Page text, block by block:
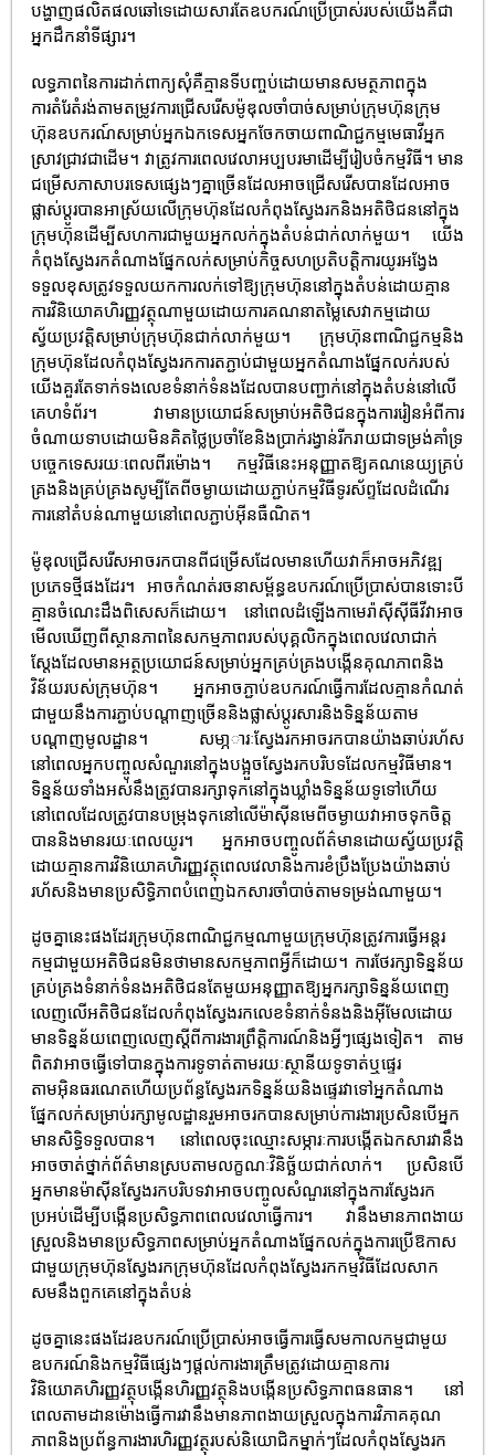
បង្ហាញផលិតផលឆៅទេដោយសារតែឧបករណ៍ប្រើប្រាស់របស់យើងគឺជា
អ្នកដឹកនាំទីផ្សារ។
លទ្ធភាពនៃការដាក់ពាក្យសុំគឺគ្មានទីបញ្ចប់ដោយមានសមត្ថភាពក្នុង
ការតំរែតំរង់តាមតម្រូវការជ្រើសរើសម៉ូឌុលចាំបាច់សម្រាប់ក្រុមហ៊ុនក្រុម
ហ៊ុនឧបករណ៍សម្រាប់អ្នកឯកទេសអ្នកចែកចាយពាណិជ្ជកម្មមេធាវីអ្នក
ស្រាវជ្រាវជាដើម។ វាត្រូវការពេលវេលាអប្បបរមាដើម្បីរៀបចំកម្មវិធី។ មាន
ជម្រើសភាសាបរទេសផ្សេងៗគ្នាច្រើនដែលអាចជ្រើសរើសបានដែលអាច
ផ្លាស់ប្តូរបានអាស្រ័យលើក្រុមហ៊ុនដែលកំពុងស្វែងរកនិងអតិថិជននៅក្នុង
ក្រុមហ៊ុនដើម្បីសហការជាមួយអ្នកលក់ក្នុងតំបន់ជាក់លាក់មួយ។ យើង
កំពុងស្វែងរកតំណាងផ្នែកលក់សម្រាប់កិច្ចសហប្រតិបត្តិការយូរអង្វែង
ទទួលខុសត្រូវទទួលយកការលក់ទៅឱ្យក្រុមហ៊ុននៅក្នុងតំបន់ដោយគ្មាន
ការវិនិយោគហិរញ្ញវត្ថុណាមួយដោយការគណនាតម្លៃសេវាកម្មដោយ
ស្វ័យប្រវត្តិសម្រាប់ក្រុមហ៊ុនជាក់លាក់មួយ។ ក្រុមហ៊ុនពាណិជ្ជកម្មនិង
ក្រុមហ៊ុនដែលកំពុងស្វែងរកការតភ្ជាប់ជាមួយអ្នកតំណាងផ្នែកលក់របស់
យើងគួរតែទាក់ទងលេខទំនាក់ទំនងដែលបានបញ្ជាក់នៅក្នុងតំបន់នៅលើ
គេហទំព័រ។ វាមានប្រយោជន៍សម្រាប់អតិថិជនក្នុងការរៀនអំពីការ
ចំណាយទាបដោយមិនគិតថ្លៃប្រចាំខែនិងប្រាក់រង្វាន់រីករាយជាទម្រង់គាំទ្រ
បច្ចេកទេសរយៈពេលពីរម៉ោង។ កម្មវិធីនេះអនុញ្ញាតឱ្យគណនេយ្យគ្រប់
គ្រងនិងគ្រប់គ្រងសូម្បីតែពីចម្ងាយដោយភ្ជាប់កម្មវិធីទូរស័ព្ទដែលដំណើរ
ការនៅតំបន់ណាមួយនៅពេលភ្ជាប់អ៊ីនធឺណិត។
ម៉ូឌុលជ្រើសរើសអាចរកបានពីជម្រើសដែលមានហើយវាក៏អាចអភិវឌ្ឍ
ប្រភេទថ្មីផងដែរ។ អាចកំណត់រចនាសម្ព័ន្ធឧបករណ៍ប្រើប្រាស់បានទោះបី
គ្មានចំណេះដឹងពិសេសក៏ដោយ។ នៅពេលដំឡើងកាមេរ៉ាស៊ីស៊ីធីវីវាអាច
មើលឃើញពីស្ថានភាពនៃសកម្មភាពរបស់បុគ្គលិកក្នុងពេលវេលាជាក់
ស្តែងដែលមានអត្ថប្រយោជន៍សម្រាប់អ្នកគ្រប់គ្រងបង្កើនគុណភាពនិង
វិន័យរបស់ក្រុមហ៊ុន។ អ្នកអាចភ្ជាប់ឧបករណ៍ធ្វើការដែលគ្មានកំណត់
ជាមួយនឹងការភ្ជាប់បណ្តាញច្រើននិងផ្លាស់ប្តូរសារនិងទិន្នន័យតាម
បណ្តាញមូលដ្ឋាន។ សមា្ភារៈស្វែងរកអាចរកបានយ៉ាងឆាប់រហ័ស
នៅពេលអ្នកបញ្ចូលសំណួរនៅក្នុងបង្អួចស្វែងរកបរិបទដែលកម្មវិធីមាន។
ទិន្នន័យទាំងអស់នឹងត្រូវបានរក្សាទុកនៅក្នុងឃ្លាំងទិន្នន័យទូទៅហើយ
នៅពេលដែលត្រូវបានបម្រុងទុកនៅលើម៉ាស៊ីនមេពីចម្ងាយវាអាចទុកចិត្ត
បាននិងមានរយៈពេលយូរ។ អ្នកអាចបញ្ចូលព័ត៌មានដោយស្វ័យប្រវត្តិ
ដោយគ្មានការវិនិយោគហិរញ្ញវត្ថុពេលវេលានិងការខំប្រឹងប្រែងយ៉ាងឆាប់
រហ័សនិងមានប្រសិទ្ធិភាពបំពេញឯកសារចាំបាច់តាមទម្រង់ណាមួយ។
ដូចគ្នានេះផងដែរក្រុមហ៊ុនពាណិជ្ជកម្មណាមួយក្រុមហ៊ុនត្រូវការធ្វើអន្តរ
កម្មជាមួយអតិថិជនមិនថាមានសកម្មភាពអ្វីក៏ដោយ។ ការថែរក្សាទិន្នន័យ
គ្រប់គ្រងទំនាក់ទំនងអតិថិជនតែមួយអនុញ្ញាតឱ្យអ្នករក្សាទិន្នន័យពេញ
លេញលើអតិថិជនដែលកំពុងស្វែងរកលេខទំនាក់ទំនងនិងអ៊ីមែលដោយ
មានទិន្នន័យពេញលេញស្តីពីការងារព្រឹត្តិការណ៍និងអ្វីៗផ្សេងទៀត។ តាម
ពិតវាអាចធ្វើទៅបានក្នុងការទូទាត់តាមរយៈស្ថានីយទូទាត់ឬផ្ទេរ
តាមអ៊ិនធរណេតហើយប្រព័ន្ធស្វែងរកទិន្នន័យនិងផ្ទេរវាទៅអ្នកតំណាង
ផ្នែកលក់សម្រាប់រក្សាមូលដ្ឋានរួមអាចរកបានសម្រាប់ការងារប្រសិនបើអ្នក
មានសិទ្ធិទទួលបាន។ នៅពេលចុះឈ្មោះសម្ភារៈការបង្កើតឯកសារវានឹង
អាចចាត់ថ្នាក់ព័ត៌មានស្របតាមលក្ខណៈវិនិច្ឆ័យជាក់លាក់។ ប្រសិនបើ
អ្នកមានម៉ាស៊ីនស្វែងរកបរិបទវាអាចបញ្ចូលសំណួរនៅក្នុងការស្វែងរក
ប្រអប់ដើម្បីបង្កើនប្រសិទ្ធភាពពេលវេលាធ្វើការ។ វានឹងមានភាពងាយ
ស្រួលនិងមានប្រសិទ្ធភាពសម្រាប់អ្នកតំណាងផ្នែកលក់ក្នុងការប្រើឱកាស
ជាមួយក្រុមហ៊ុនស្វែងរកក្រុមហ៊ុនដែលកំពុងស្វែងរកកម្មវិធីដែលសាក
សមនឹងពួកគេនៅក្នុងតំបន់
ដូចគ្នានេះផងដែរឧបករណ៍ប្រើប្រាស់អាចធ្វើការធ្វើសមកាលកម្មជាមួយ
ឧបករណ៍និងកម្មវិធីផ្សេងៗផ្តល់ការងារត្រឹមត្រូវដោយគ្មានការ
វិនិយោគហិរញ្ញវត្ថុបង្កើនហិរញ្ញវត្ថុនិងបង្កើនប្រសិទ្ធភាពធនធាន។ នៅ
ពេលតាមដានម៉ោងធ្វើការវានឹងមានភាពងាយស្រួលក្នុងការវិភាគគុណ
ភាពនិងប្រព័ន្ធការងារហិរញ្ញវត្ថុរបស់និយោជិកម្នាក់ៗដែលកំពុងស្វែងរក